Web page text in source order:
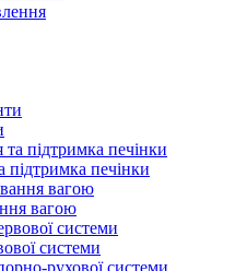
підтримка печінки
вагою
системи